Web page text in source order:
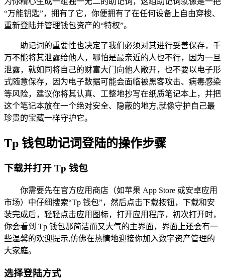
“万能钥匙”，拥有了它，你便拥有了在任何设备上自由穿梭、
重新登陆并管理钱包资产的“特权”。
助记词的重要性也决定了我们必须对其进行妥善保存，千
万不能将其泄露给他人，哪怕是最亲近的人也不行，因为一旦
泄露，就如同将自己的财富大门向他人敞开，也不要以电子形
式随意保存，因为电子数据可能会面临被黑客攻击、病毒感染
等风险，建议你将其认真、工整地抄写在纸质笔记本上，并把
这个笔记本放在一个绝对安全、隐蔽的地方,就像守护自己最
珍贵的宝藏一样守护它。
Tp 钱包助记词登陆的操作步骤
下载并打开 Tp 钱包
你需要先在官方应用商店（如苹果 App Store 或安卓应用
市场）中仔细搜索“Tp 钱包”，然后点击下载按钮，下载和安
装完成后，轻轻点击应用图标，打开应用程序，初次打开时，
你会看到 Tp 钱包那简洁而又大气的主界面，界面上还会有一
些温馨的欢迎提示,仿佛在热情地迎接你加入数字资产管理的
大家庭。
选择登陆方式